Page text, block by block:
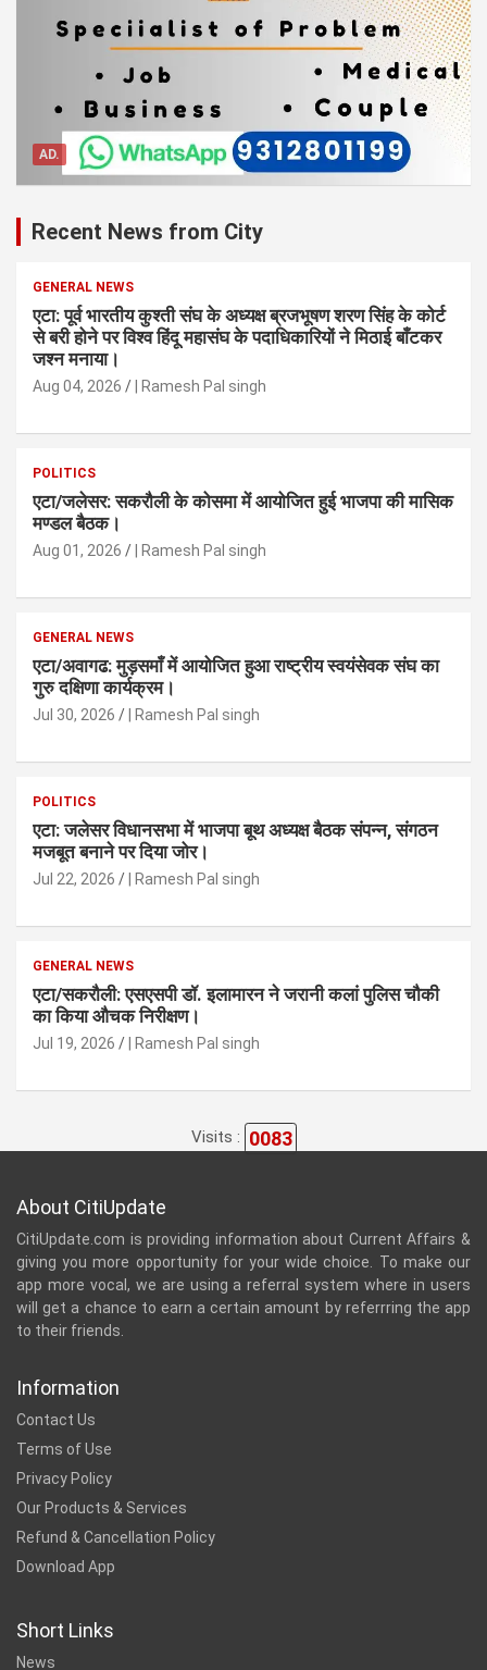
AD.
Recent News from City
GENERAL NEWS
एटा: पूर्व भारतीय कुश्ती संघ के अध्यक्ष ब्रजभूषण शरण सिंह के कोर्ट
से बरी होने पर विश्व हिंदू महासंघ के पदाधिकारियों ने मिठाई बाँटकर
जश्न मनाया।
Aug 04, 2026 | Ramesh Pal singh
POLITICS
एटा/जलेसर: सकरौली के कोसमा में आयोजित हुई भाजपा की मासिक
मण्डल बैठक।
Aug 01, 2026 | Ramesh Pal singh
GENERAL NEWS
एटा/अवागढ: मुड़समाँ में आयोजित हुआ राष्ट्रीय स्वयंसेवक संघ का
गुरु दक्षिणा कार्यक्रम।
Jul 30, 2026 | Ramesh Pal singh
POLITICS
एटा: जलेसर विधानसभा में भाजपा बूथ अध्यक्ष बैठक संपन्न, संगठन
मजबूत बनाने पर दिया जोर।
Jul 22, 2026 | Ramesh Pal singh
GENERAL NEWS
एटा/सकरौली: एसएसपी डॉ. इलामारन ने जरानी कलां पुलिस चौकी
का किया औचक निरीक्षण।
Jul 19, 2026 | Ramesh Pal singh
Visits : 0083
About CitiUpdate
CitiUpdate.com is providing information about Current Affairs &
giving you more opportunity for your wide choice. To make our
app more vocal, we are using a referral system where in users
will get a chance to earn a certain amount by referrring the app
to their friends.
Information
Contact Us
Terms of Use
Privacy Policy
Our Products & Services
Refund & Cancellation Policy
Download App
Short Links
News